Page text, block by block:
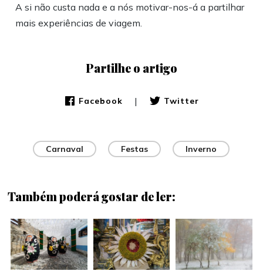
A si não custa nada e a nós motivar-nos-á a partilhar
mais experiências de viagem.
Partilhe o artigo
Facebook | Twitter
Carnaval Festas Inverno
Também poderá gostar de ler: